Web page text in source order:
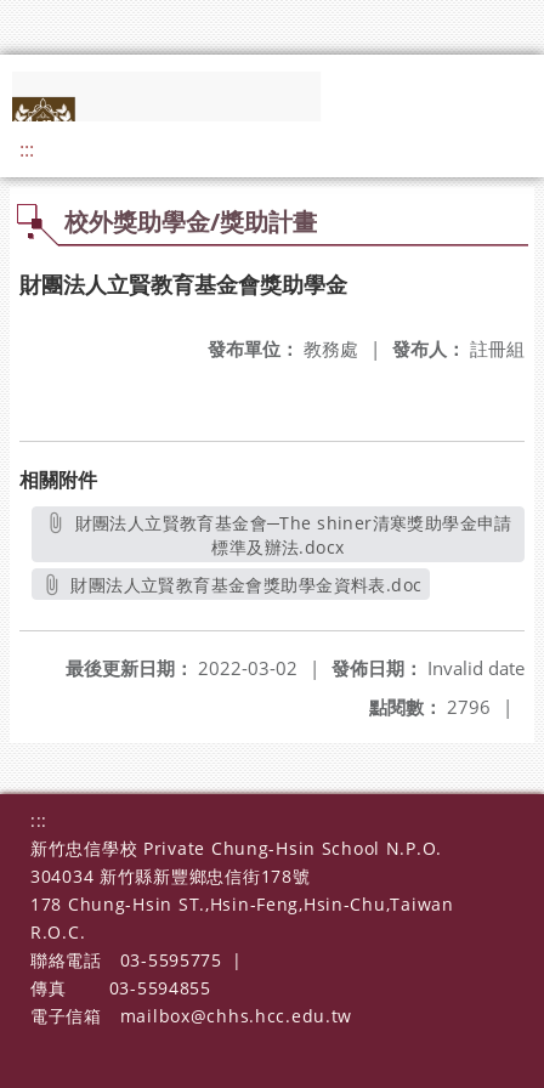
:::
校外獎助學金/獎助計畫
財團法人立賢教育基金會獎助學金
發布人： 註冊組
發布單位： 教務處 |
相關附件
標準及辦法.docx
財團法人立賢教育基金會獎助學金資料表.doc
發佈日期： Invalid date
最後更新日期： 2022-03-02
|
點閱數： 2796 |
:::
新竹忠信學校 Private Chung-Hsin School N.P.O.
304034 新竹縣新豐鄉忠信街178號
178 Chung-Hsin ST.,Hsin-Feng,Hsin-Chu,Taiwan
R.O.C.
聯絡電話
03-5595775
|
傳真
03-5594855
電子信箱
mailbox@chhs.hcc.edu.tw